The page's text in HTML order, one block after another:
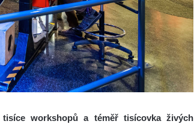
workshopů a téměř tisícovka živých